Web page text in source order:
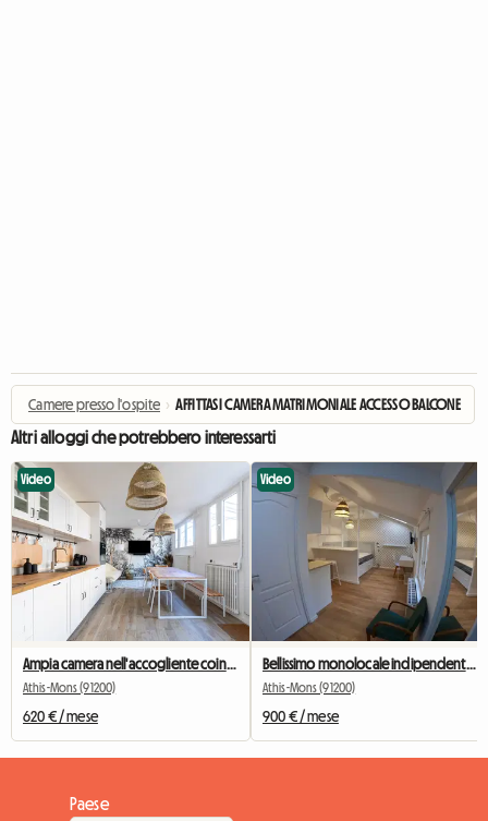
Camere presso l'ospite › AFFITTASI CAMERA MATRIMONIALE ACCESSO BALCONE
Altri alloggi che potrebbero interessarti
Video
Ampia camera nell'accogliente coinquilino n. 5 di New York vicino a Olry
Athis-Mons (91200)
620 € / mese
Video
Bellissimo monolocale indipendente di 29m2,
Athis-Mons (91200)
900 € / mese
Paese